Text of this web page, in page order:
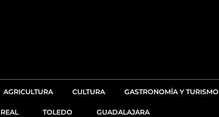
AGRICULTURA CULTURA GASTRONOMÍA Y TURISMO
TOLEDO GUADALAJARA